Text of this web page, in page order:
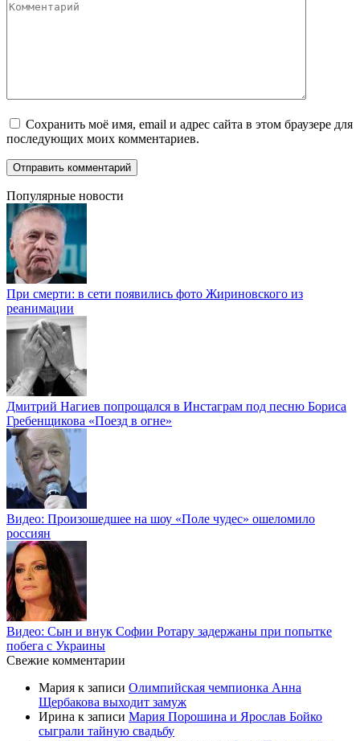
Комментарий
Сохранить моё имя, email и адрес сайта в этом браузере для
последующих моих комментариев.
Популярные новости
При смерти: в сети появились фото Жириновского из
реанимации
Дмитрий Нагиев попрощался в Инстаграм под песню Бориса
Гребенщикова «Поезд в огне»
Видео: Произошедшее на шоу «Поле чудес» ошеломило
россиян
Видео: Сын и внук Софии Ротару задержаны при попытке
побега с Украины
Свежие комментарии
Мария к записи Олимпийская чемпионка Анна
Щербакова выходит замуж
Ирина к записи Мария Порошина и Ярослав Бойко
сыграли тайную свадьбу